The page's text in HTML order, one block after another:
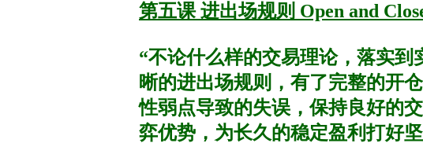
第五课 进出场规则 Open and
“不论什么样的交易理论，落实
晰的进出场规则，有了完整的开
性弱点导致的失误，保持良好的
弈优势，为长久的稳定盈利打好